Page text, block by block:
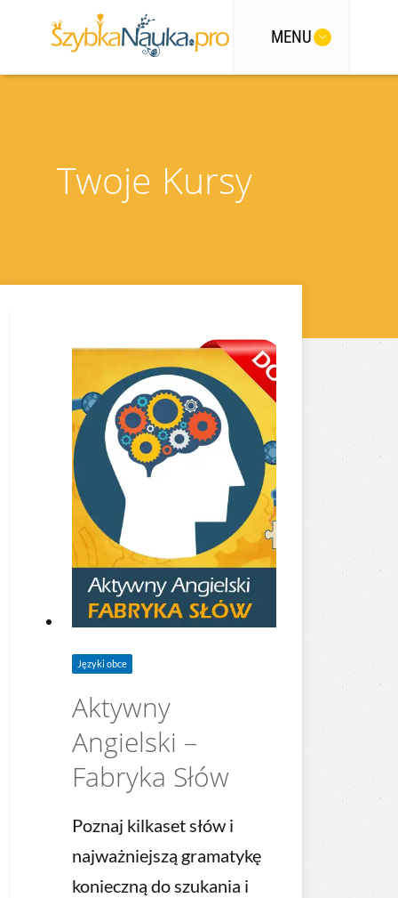
MENU
Twoje Kursy
Języki obce
Aktywny
Angielski –
Fabryka Słów
Poznaj kilkaset słów i
najważniejszą gramatykę
konieczną do szukania i